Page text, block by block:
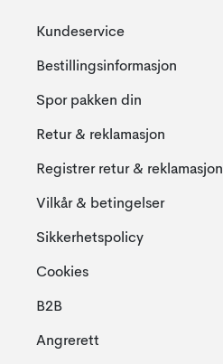
Kundeservice
Bestillingsinformasjon
Spor pakken din
Retur & reklamasjon
Registrer retur & reklamasjon
Vilkår & betingelser
Sikkerhetspolicy
Cookies
B2B
Angrerett